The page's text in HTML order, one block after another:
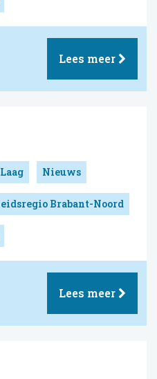
Lees meer
Laag Nieuws
Brabant-Noord
Lees meer